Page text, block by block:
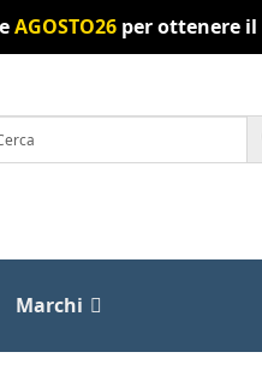
AGOSTO26per ottenere il
Marchi